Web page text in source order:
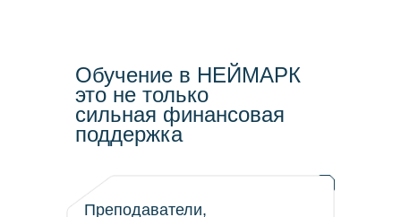
Обучение в НЕЙМАРК
это не только
сильная финансовая
поддержка
Преподаватели,
Сведения об образовательной
организации
Сведения об образовательной
организации
Анкетирование